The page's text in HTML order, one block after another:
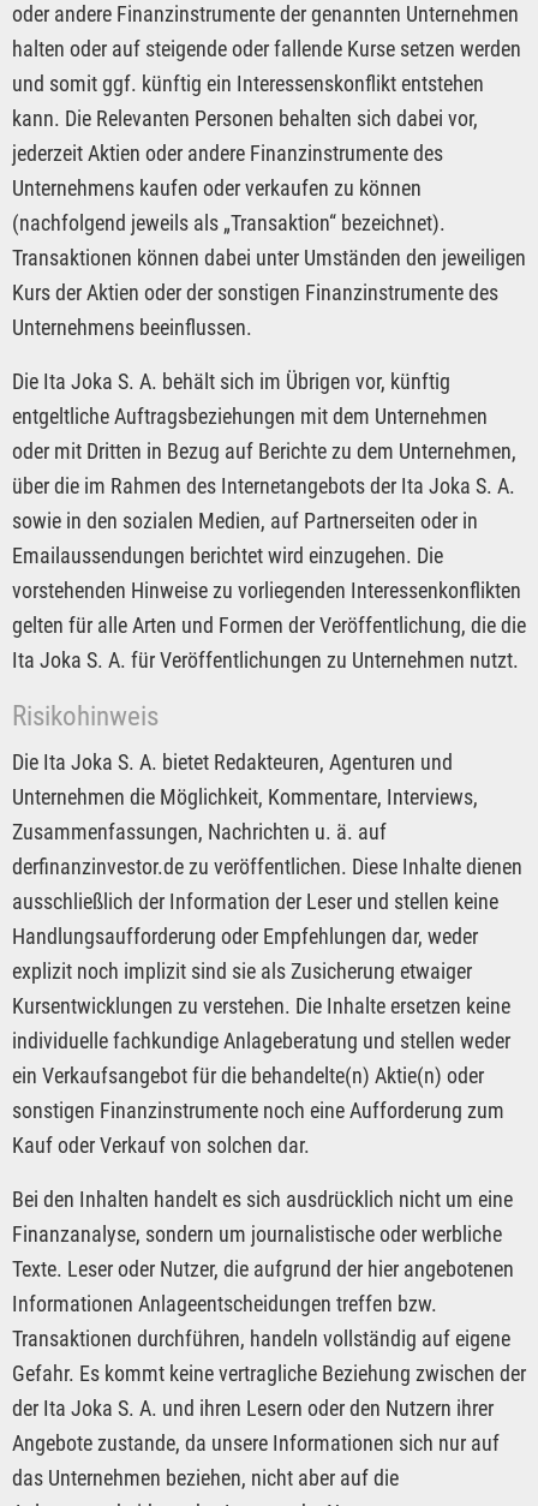
oder andere Finanzinstrumente der genannten Unternehmen
halten oder auf steigende oder fallende Kurse setzen werden
und somit ggf. künftig ein Interessenskonflikt entstehen
kann. Die Relevanten Personen behalten sich dabei vor,
jederzeit Aktien oder andere Finanzinstrumente des
Unternehmens kaufen oder verkaufen zu können
(nachfolgend jeweils als „Transaktion“ bezeichnet).
Transaktionen können dabei unter Umständen den jeweiligen
Kurs der Aktien oder der sonstigen Finanzinstrumente des
Unternehmens beeinflussen.
Die Ita Joka S. A. behält sich im Übrigen vor, künftig
entgeltliche Auftragsbeziehungen mit dem Unternehmen
oder mit Dritten in Bezug auf Berichte zu dem Unternehmen,
über die im Rahmen des Internetangebots der Ita Joka S. A.
sowie in den sozialen Medien, auf Partnerseiten oder in
Emailaussendungen berichtet wird einzugehen. Die
vorstehenden Hinweise zu vorliegenden Interessenkonflikten
gelten für alle Arten und Formen der Veröffentlichung, die die
Ita Joka S. A. für Veröffentlichungen zu Unternehmen nutzt.
Risikohinweis
Die Ita Joka S. A. bietet Redakteuren, Agenturen und
Unternehmen die Möglichkeit, Kommentare, Interviews,
Zusammenfassungen, Nachrichten u. ä. auf
derfinanzinvestor.de zu veröffentlichen. Diese Inhalte dienen
ausschließlich der Information der Leser und stellen keine
Handlungsaufforderung oder Empfehlungen dar, weder
explizit noch implizit sind sie als Zusicherung etwaiger
Kursentwicklungen zu verstehen. Die Inhalte ersetzen keine
individuelle fachkundige Anlageberatung und stellen weder
ein Verkaufsangebot für die behandelte(n) Aktie(n) oder
sonstigen Finanzinstrumente noch eine Aufforderung zum
Kauf oder Verkauf von solchen dar.
Bei den Inhalten handelt es sich ausdrücklich nicht um eine
Finanzanalyse, sondern um journalistische oder werbliche
Texte. Leser oder Nutzer, die aufgrund der hier angebotenen
Informationen Anlageentscheidungen treffen bzw.
Transaktionen durchführen, handeln vollständig auf eigene
Gefahr. Es kommt keine vertragliche Beziehung zwischen der
der Ita Joka S. A. und ihren Lesern oder den Nutzern ihrer
Angebote zustande, da unsere Informationen sich nur auf
das Unternehmen beziehen, nicht aber auf die